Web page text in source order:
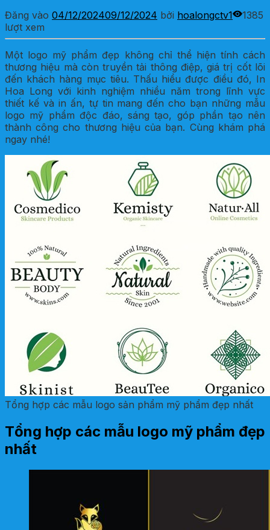
Đăng vào 04/12/202409/12/2024 bởi hoalongctv1
1385
lượt xem
Một logo mỹ phẩm đẹp không chỉ thể hiện tính cách
thương hiệu mà còn truyền tải thông điệp, giá trị cốt lõi
đến khách hàng mục tiêu. Thấu hiểu được điều đó, In
Hoa Long với kinh nghiệm nhiều năm trong lĩnh vực
thiết kế và in ấn, tự tin mang đến cho bạn những mẫu
logo mỹ phẩm độc đáo, sáng tạo, góp phần tạo nên
thành công cho thương hiệu của bạn. Cùng khám phá
ngay nhé!
Tổng hợp các mẫu logo sản phẩm mỹ phẩm đẹp nhất
Tổng hợp các mẫu logo mỹ phẩm đẹp
nhất